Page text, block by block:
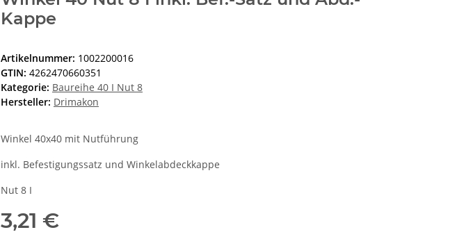
Kappe
Artikelnummer: 1002200016
GTIN: 4262470660351
Kategorie: Baureihe 40 I Nut 8
Hersteller: Drimakon
Winkel 40x40 mit Nutführung
inkl. Befestigungssatz und Winkelabdeckkappe
Nut 8 I
3,21 €